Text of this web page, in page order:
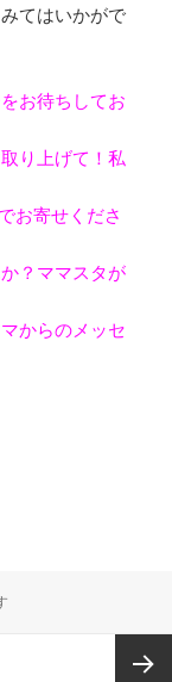
てはいかがで
お待ちしてお
り上げて！私
お寄せくださ
？ママスタが
からのメッセ
も家庭支援センターきら